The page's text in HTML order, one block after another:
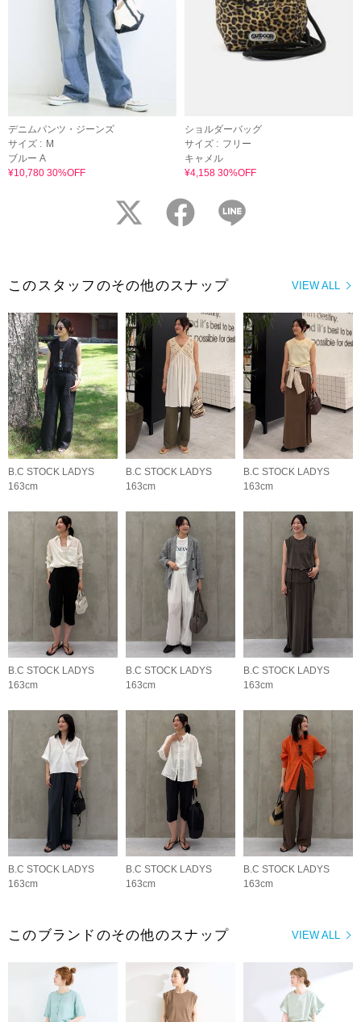
デニムパンツ・ジーンズ
サイズ : M
ブルー A
¥10,780 30%OFF
ショルダーバッグ
サイズ : フリー
キャメル
¥4,158 30%OFF
twitter facebook
VIEW ALL
このスタッフのその他のスナップ
B.C STOCK LADYS
163cm
B.C STOCK LADYS
163cm
B.C STOCK LADYS
163cm
B.C STOCK LADYS
163cm
B.C STOCK LADYS
163cm
B.C STOCK LADYS
163cm
B.C STOCK LADYS
163cm
B.C STOCK LADYS
163cm
B.C STOCK LADYS
163cm
VIEW ALL
このブランドのその他のスナップ